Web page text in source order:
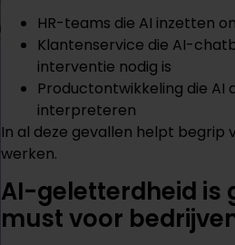
HR-teams die AI inzetten
Klantenservice die AI-
interventie nodig is
Productontwikkeling die
interpreteren
In al deze gevallen helpt
werken.
AI-geletterdheid is
must voor